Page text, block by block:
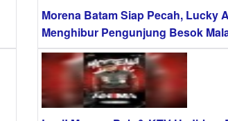
Morena Batam Siap Pecah, Lucky
Menghibur Pengunjung Besok